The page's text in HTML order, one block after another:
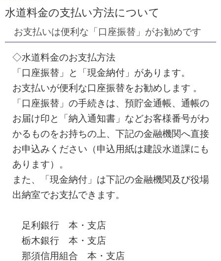
水道料金の支払い方法について
お支払いは便利な「口座振替」がお勧めです
◇水道料金のお支払方法
「口座振替」と「現金納付」があります。
お支払いが便利な口座振替をお勧めします 。
「口座振替」の手続きは、預貯金通帳、通帳の
お届け印と「納入通知書」などお客様番号がわ
かるものをお持ちの上、下記の金融機関へ直接
お申込みください（申込用紙は建設水道課にも
あります）。
また、「現金納付」は下記の金融機関及び役場
出納室でお支払できます。
足利銀行 本・支店
栃木銀行 本・支店
那須信用組合 本・支店